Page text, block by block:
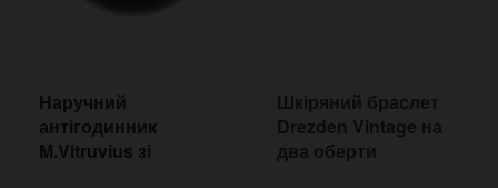
Наручний
антігодинник
M.Vitruvius зі
Шкіряний браслет
Drezden Vintage на
два оберти